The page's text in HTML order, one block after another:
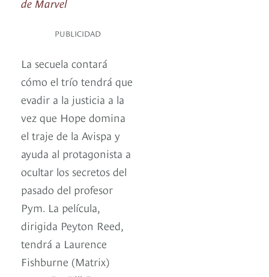
PUBLICIDAD
La secuela contará
cómo el trío tendrá que
evadir a la justicia a la
vez que Hope domina
el traje de la Avispa y
ayuda al protagonista a
ocultar los secretos del
pasado del profesor
Pym. La película,
dirigida Peyton Reed,
tendrá a Laurence
Fishburne (Matrix)